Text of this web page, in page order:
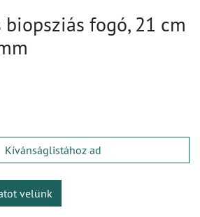
fogó, 21 cm
Kívánságlistához ad
velünk